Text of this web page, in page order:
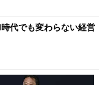
時代でも変わらない経営